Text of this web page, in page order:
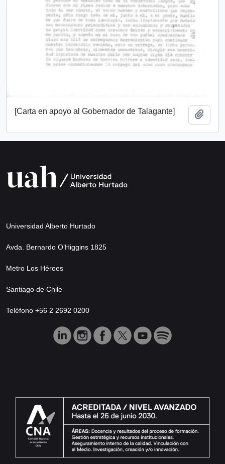
[Carta en apoyo al Gobernador de Talagante]
Universidad Alberto Hurtado
Avda. Bernardo O’Higgins 1825
Metro Los Héroes
Santiago de Chile
Teléfono +56 2 2692 0200